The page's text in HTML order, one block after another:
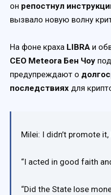
он репостнул
вызвало новую волну
На фоне краха LIBRA и
CEO Meteora Бен Чоу
предупреждают о
последствиях для
Milei: I didn’t promote
“I acted in good faith
“Did the State lose